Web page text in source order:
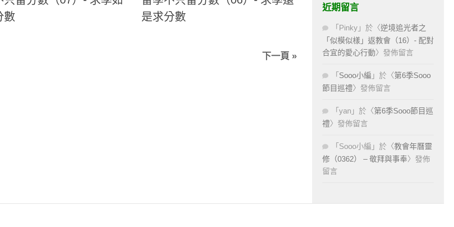
數
是求分數
下一頁 »
近期留言
「 Pinky 」於〈逆境追光者之
「似模似樣」返教會（16）- 配對
合宜的愛心行動〉發佈留言
「 Sooo小編 」於〈第6季Sooo
節目巡禮〉發佈留言
「 yan 」於〈第6季Sooo節目巡
禮〉發佈留言
「 Sooo小編 」於〈教會年曆靈
修（0362） – 敬拜與事奉〉發佈
留言